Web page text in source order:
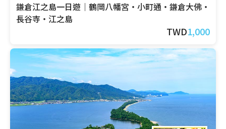
鎌倉江之島一日遊｜鶴岡八幡宮・小町通・鎌倉大佛・
長谷寺・江之島
TWD1,000